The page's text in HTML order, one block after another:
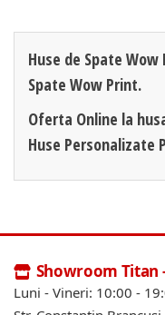
Huse de Spate
Spate Wow Print.
Oferta Online la
Huse Personalizate
Showroom Titan
Luni - Vineri: 10:00 -